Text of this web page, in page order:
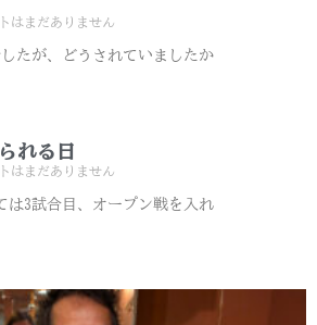
はまだありません
たが、どうされていましたか
れる日
はまだありません
3試合目、オープン戦を入れ